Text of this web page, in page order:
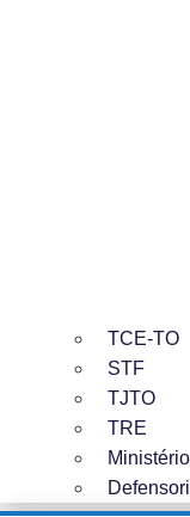
TCE-TO
STF
TJTO
TRE